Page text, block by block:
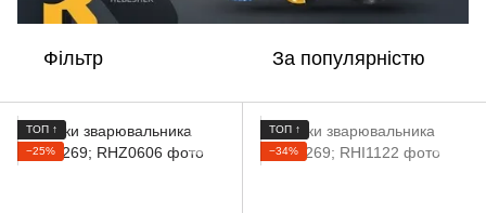
Фільтр За популярністю
ТОП ↑
−25%
ТОП ↑
−34%